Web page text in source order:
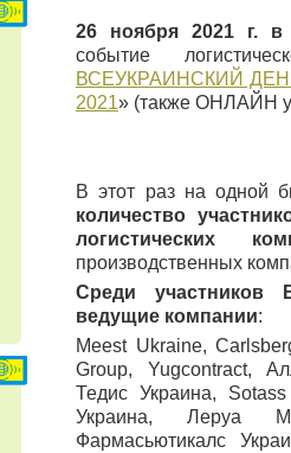
26 ноября 2021 г. в
событие
ВСЕУКРАИНСКИЙ ДЕНЬ
2021» (также ОНЛАЙН
В этот раз на одной
количество
логистических
производственных
Среди участников
ведущие компании:
Meest Ukraine,
Group, Yugcontract,
Тедис Украина,
Украина, Леруа
Фармасьютикалс